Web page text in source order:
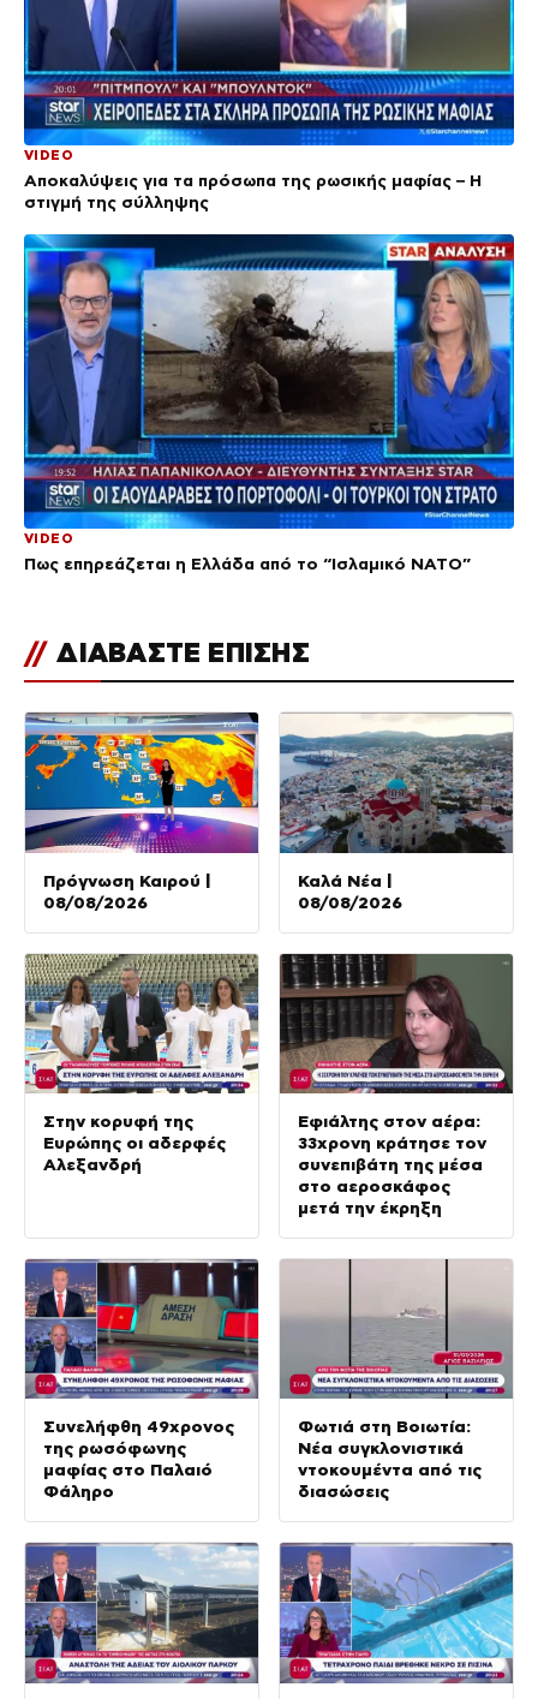
VIDEO
Αποκαλύψεις για τα πρόσωπα της ρωσικής μαφίας – Η
στιγμή της σύλληψης
VIDEO
Πως επηρεάζεται η Ελλάδα από το “Ισλαμικό ΝΑΤΟ”
// ΔΙΑΒΑΣΤΕ ΕΠΙΣΗΣ
Πρόγνωση Καιρού |
08/08/2026
Καλά Νέα |
08/08/2026
Στην κορυφή της
Ευρώπης οι αδερφές
Αλεξανδρή
Εφιάλτης στον αέρα:
33χρονη κράτησε τον
συνεπιβάτη της μέσα
στο αεροσκάφος
μετά την έκρηξη
Συνελήφθη 49χρονος
της ρωσόφωνης
μαφίας στο Παλαιό
Φάληρο
Φωτιά στη Βοιωτία:
Νέα συγκλονιστικά
ντοκουμέντα από τις
διασώσεις